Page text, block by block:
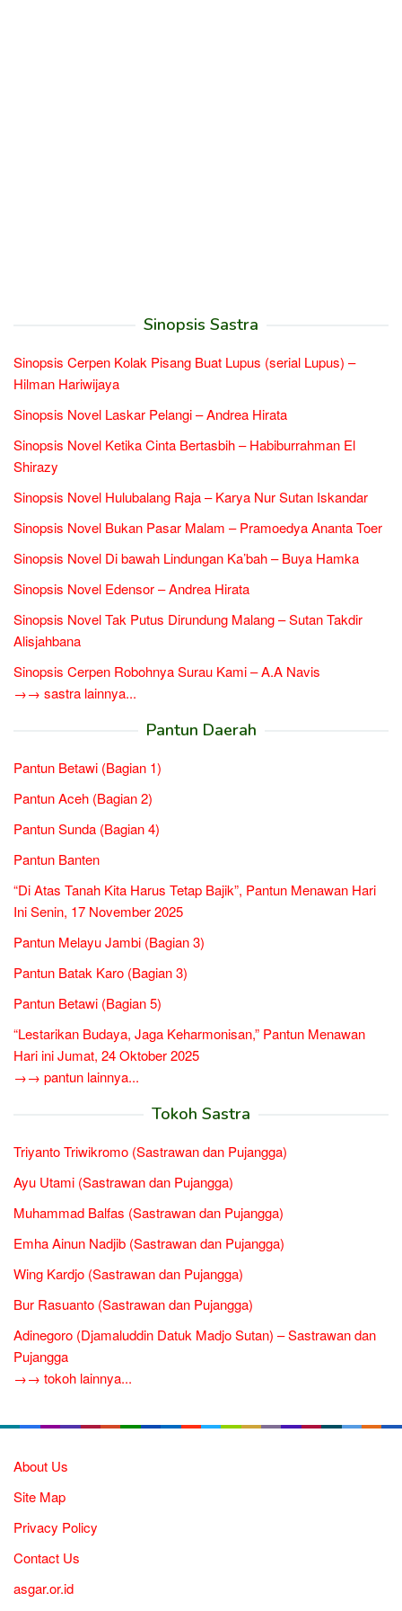
Sinopsis Sastra
Sinopsis Cerpen Kolak Pisang Buat Lupus (serial Lupus) –
Hilman Hariwijaya
Sinopsis Novel Laskar Pelangi – Andrea Hirata
Sinopsis Novel Ketika Cinta Bertasbih – Habiburrahman El
Shirazy
Sinopsis Novel Hulubalang Raja – Karya Nur Sutan Iskandar
Sinopsis Novel Bukan Pasar Malam – Pramoedya Ananta Toer
Sinopsis Novel Di bawah Lindungan Ka’bah – Buya Hamka
Sinopsis Novel Edensor – Andrea Hirata
Sinopsis Novel Tak Putus Dirundung Malang – Sutan Takdir
Alisjahbana
Sinopsis Cerpen Robohnya Surau Kami – A.A Navis
→→ sastra lainnya...
Pantun Daerah
Pantun Betawi (Bagian 1)
Pantun Aceh (Bagian 2)
Pantun Sunda (Bagian 4)
Pantun Banten
“Di Atas Tanah Kita Harus Tetap Bajik”, Pantun Menawan Hari
Ini Senin, 17 November 2025
Pantun Melayu Jambi (Bagian 3)
Pantun Batak Karo (Bagian 3)
Pantun Betawi (Bagian 5)
“Lestarikan Budaya, Jaga Keharmonisan,” Pantun Menawan
Hari ini Jumat, 24 Oktober 2025
→→ pantun lainnya...
Tokoh Sastra
Triyanto Triwikromo (Sastrawan dan Pujangga)
Ayu Utami (Sastrawan dan Pujangga)
Muhammad Balfas (Sastrawan dan Pujangga)
Emha Ainun Nadjib (Sastrawan dan Pujangga)
Wing Kardjo (Sastrawan dan Pujangga)
Bur Rasuanto (Sastrawan dan Pujangga)
Adinegoro (Djamaluddin Datuk Madjo Sutan) – Sastrawan dan
Pujangga
→→ tokoh lainnya...
About Us
Site Map
Privacy Policy
Contact Us
asgar.or.id